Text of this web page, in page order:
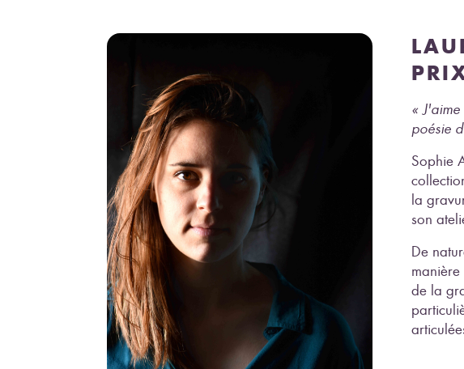
«
poésie
Sophie
la
son
De
de la